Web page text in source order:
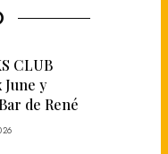
CLUB
June y
de René